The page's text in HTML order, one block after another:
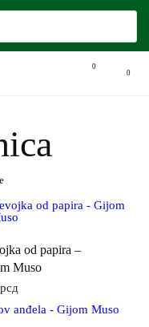
0
0
od papira –
Muso
рсд